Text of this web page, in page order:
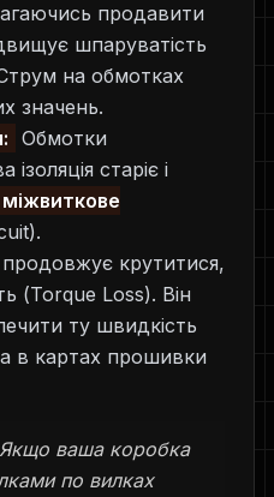
продавити
шпаруватість
на обмотках
значень.
Обмотки
старіє і
міжвиткове
крутитися,
(Torque Loss). Він
ту швидкість
в картах прошивки
Якщо ваша коробка
по вилках